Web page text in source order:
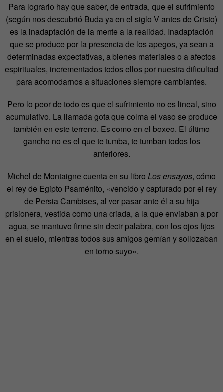
Para lograrlo hay que saber, de entrada, que el sufrimiento
(según nos descubrió Buda ya en el siglo V antes de Cristo)
es la inadaptación de la mente a la realidad. Inadaptación
que se produce por la presencia de los apegos, ya sean a
determinadas expectativas, a bienes materiales o a afectos
espirituales, incrementados todos ellos por nuestra dificultad
para acomodarnos a situaciones siempre cambiantes.
Pero lo peor de todo es que el sufrimiento no es lineal, sino
acumulativo. La llamada gota que colma el vaso se produce
también en este terreno. Es como en el boxeo. El último
gancho no es el que te tumba, te tumban todos los
anteriores.
Michel de Montaigne cuenta en su libro Los ensayos, cómo
el rey de Egipto Psaménito, «vencido y capturado por el rey
de Persia Cambises, al ver pasar ante él a su hija
prisionera, vestida como una criada, a la que enviaban a por
agua, se mantuvo firme sin decir palabra, con los ojos fijos
en el suelo, mientras todos sus amigos gemían y sollozaban
en torno suyo».